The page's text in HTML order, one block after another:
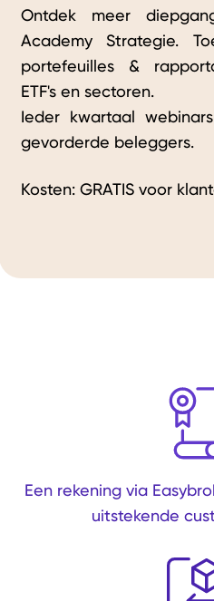
Ontdek meer
Academy Strategie.
portefeuilles &
ETF's en sectoren.
Ieder kwartaal
gevorderde beleggers.
Kosten: GRATIS voor
Een rekening via
uitstekende